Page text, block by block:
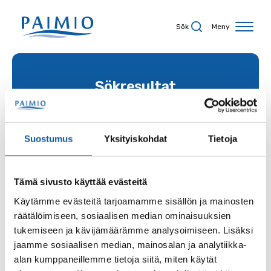
Suostumus Yksityiskohdat Tietoja
Tämä sivusto käyttää evästeitä
Käytämme evästeitä tarjoamamme sisällön ja mainosten
räätälöimiseen, sosiaalisen median ominaisuuksien
tukemiseen ja kävijämäärämme analysoimiseen. Lisäksi
jaamme sosiaalisen median, mainosalan ja analytiikka-
alan kumppaneillemme tietoja siitä, miten käytät
Sök Meny
Sökresultat
Sökord
Sida